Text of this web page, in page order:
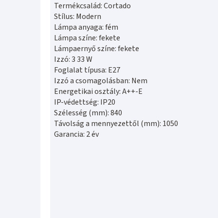
Termékcsalád: Cortado
Stílus: Modern
Lámpa anyaga: fém
Lámpa színe: fekete
Lámpaernyő színe: fekete
Izzó: 3 33 W
Foglalat típusa: E27
Izzó a csomagolásban: Nem
Energetikai osztály: A++-E
IP-védettség: IP20
Szélesség (mm): 840
Távolság a mennyezettől (mm): 1050
Garancia: 2 év